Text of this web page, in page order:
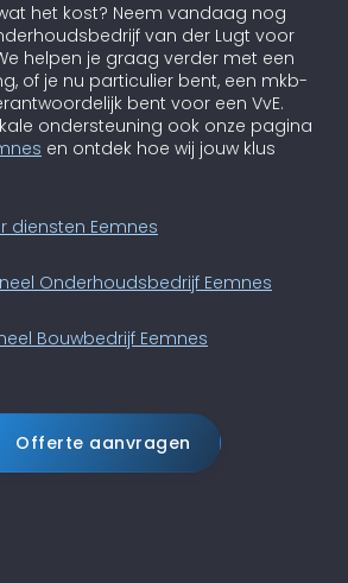
het kost? Neem vandaag nog
van der Lugt voor
helpen je graag verder met een
of je nu particulier bent, een mkb-
bent voor een VvE.
ondersteuning ook onze pagina
en ontdek hoe wij jouw klus
diensten Eemnes
Onderhoudsbedrijf Eemnes
Bouwbedrijf Eemnes
Offerte aanvragen